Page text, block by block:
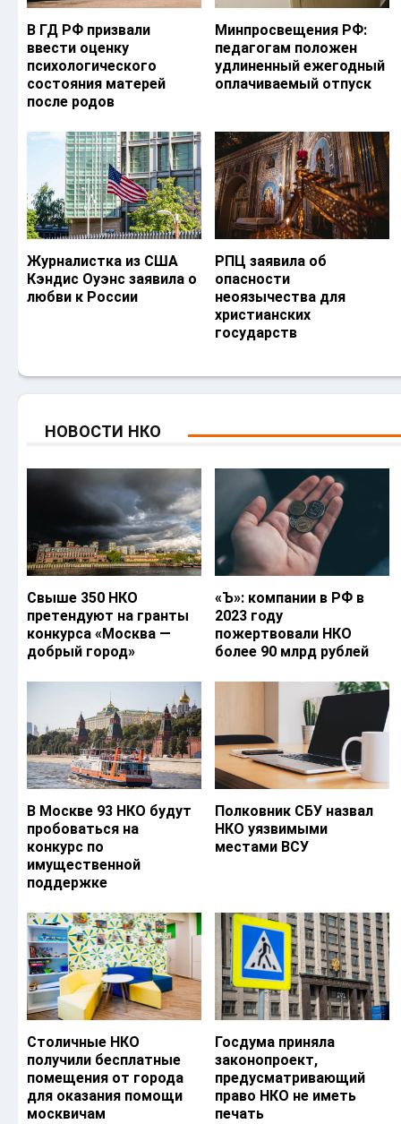
В ГД РФ призвали
ввести оценку
психологического
состояния матерей
после родов
Минпросвещения РФ:
педагогам положен
удлиненный ежегодный
оплачиваемый отпуск
Журналистка из США
Кэндис Оуэнс заявила о
любви к России
РПЦ заявила об
опасности
неоязычества для
христианских
государств
НОВОСТИ НКО
Свыше 350 НКО
претендуют на гранты
конкурса «Москва —
добрый город»
«Ъ‎»: компании в РФ в
2023 году
пожертвовали НКО
более 90 млрд рублей
В Москве 93 НКО будут
пробоваться на
конкурс по
имущественной
поддержке
Полковник СБУ назвал
НКО уязвимыми
местами ВСУ
Столичные НКО
получили бесплатные
помещения от города
для оказания помощи
москвичам
Госдума приняла
законопроект,
предусматривающий
право НКО не иметь
печать